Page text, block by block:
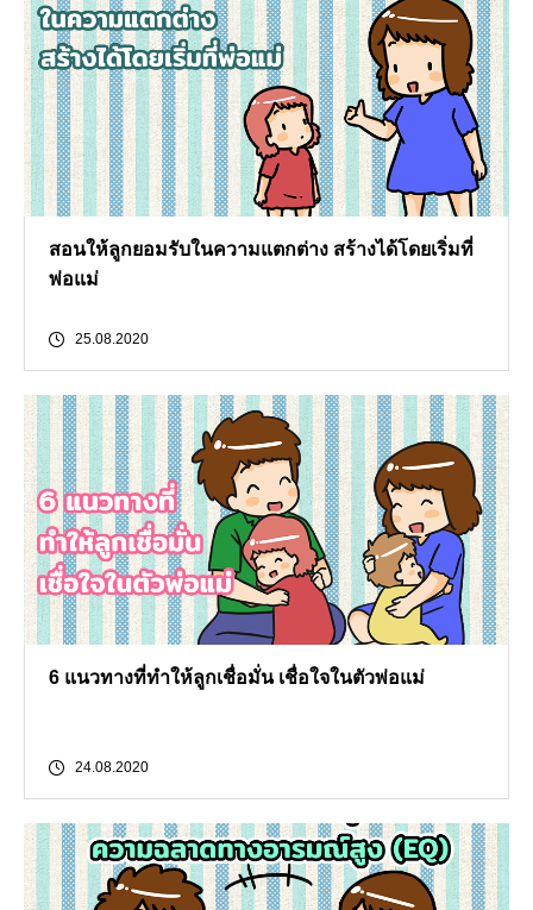
สอนให้ลูกยอมรับในความแตกต่าง สร้างได้โดยเริ่มที่
พ่อแม่
25.08.2020
6 แนวทางที่ทำให้ลูกเชื่อมั่น เชื่อใจในตัวพ่อแม่
24.08.2020